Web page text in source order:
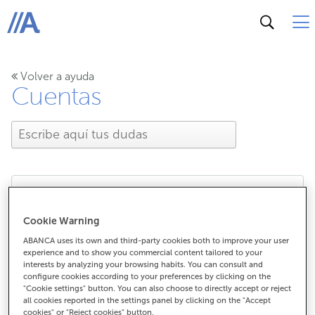
ABANCA
Volver a ayuda
Cuentas
¿Qué es un devengo?
¿Qué es un devengo?
Un devengo, o una cantidad de dinero devengada, es
Cookie Warning
ABANCA uses its own and third-party cookies both to improve your user
experience and to show you commercial content tailored to your
interests by analyzing your browsing habits. You can consult and
configure cookies according to your preferences by clicking on the
"Cookie settings" button. You can also choose to directly accept or reject
all cookies reported in the settings panel by clicking on the "Accept
cookies" or "Reject cookies" button.